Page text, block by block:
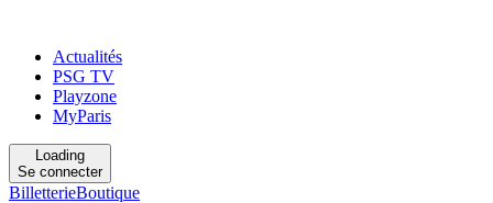
Actualités
PSG TV
Playzone
MyParis
Loading
Se connecter
BilletterieBoutique